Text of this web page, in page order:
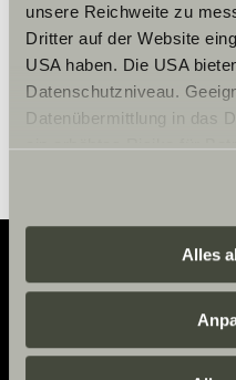
unsere Reichweite zu
Dritter auf der Website
USA haben. Die USA
Datenschutzniveau.
Datenübermittlung in das
ein erhöhtes Risiko für
zustehen. Eingesetzte
eigene Zwecke
zusammenführen.
Datenschutzerklärung
einzelne Cookies/Dienste
erteilen Sie uns Ihre
Alles
Now.